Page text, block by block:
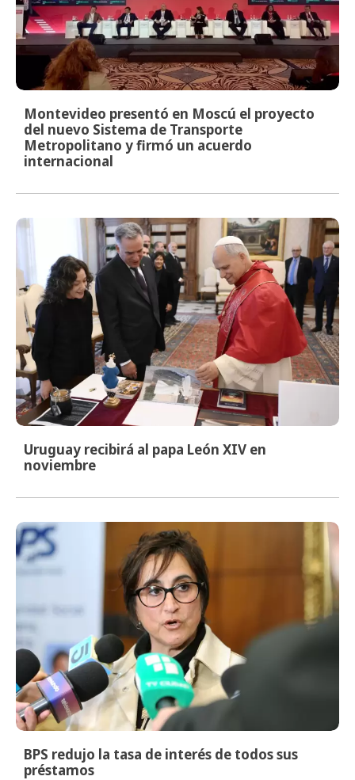
Montevideo presentó en Moscú el proyecto
del nuevo Sistema de Transporte
Metropolitano y firmó un acuerdo
internacional
Uruguay recibirá al papa León XIV en
noviembre
BPS redujo la tasa de interés de todos sus
préstamos